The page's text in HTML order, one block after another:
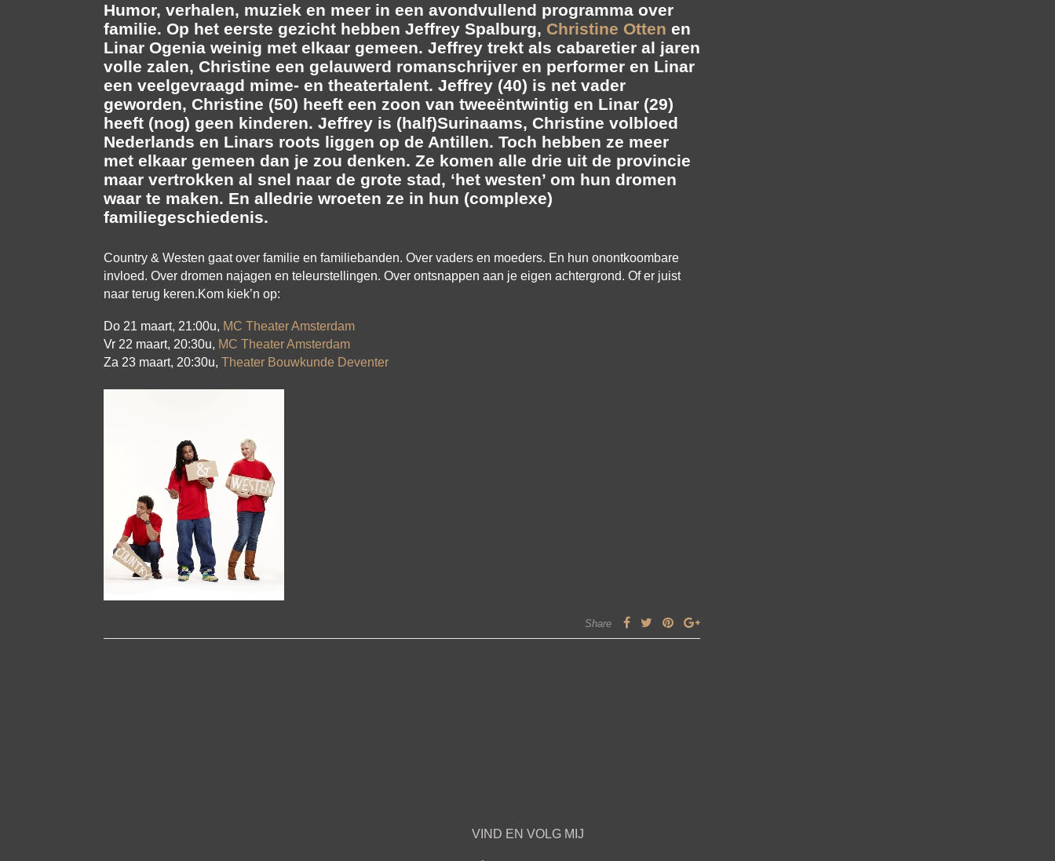
Humor, verhalen, muziek en meer in een avondvullend programma over
familie. Op het eerste gezicht hebben Jeffrey Spalburg, Christine Otten en
Linar Ogenia weinig met elkaar gemeen. Jeffrey trekt als cabaretier al jaren
volle zalen, Christine een gelauwerd romanschrijver en performer en Linar
een veelgevraagd mime- en theatertalent. Jeffrey (40) is net vader
geworden, Christine (50) heeft een zoon van tweeëntwintig en Linar (29)
heeft (nog) geen kinderen. Jeffrey is (half)Surinaams, Christine volbloed
Nederlands en Linars roots liggen op de Antillen. Toch hebben ze meer
met elkaar gemeen dan je zou denken. Ze komen alle drie uit de provincie
maar vertrokken al snel naar de grote stad, ‘het westen’ om hun dromen
waar te maken. En alledrie wroeten ze in hun (complexe)
familiegeschiedenis.
Country & Westen gaat over familie en familiebanden. Over vaders en moeders. En hun onontkoombare
invloed. Over dromen najagen en teleurstellingen. Over ontsnappen aan je eigen achtergrond. Of er juist
naar terug keren.Kom kiek’n op:
Do 21 maart, 21:00u, MC Theater Amsterdam
Vr 22 maart, 20:30u, MC Theater Amsterdam
Za 23 maart, 20:30u, Theater Bouwkunde Deventer
Share
VIND EN VOLG MIJ